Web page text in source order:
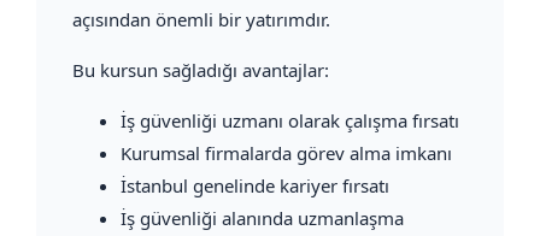
açısından önemli bir yatırımdır.
Bu kursun sağladığı avantajlar:
İş güvenliği uzmanı olarak çalışma fırsatı
Kurumsal firmalarda görev alma imkanı
İstanbul genelinde kariyer fırsatı
İş güvenliği alanında uzmanlaşma